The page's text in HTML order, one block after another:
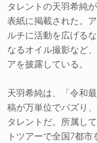
タレントの天羽希純
表紙に掲載された。
ルチに活動を広げる
なるオイル撮影など
アを披露している。
天羽希純は、「令和
稿が万単位でバズり
タレントだ。所属し
トツアーで全国7都